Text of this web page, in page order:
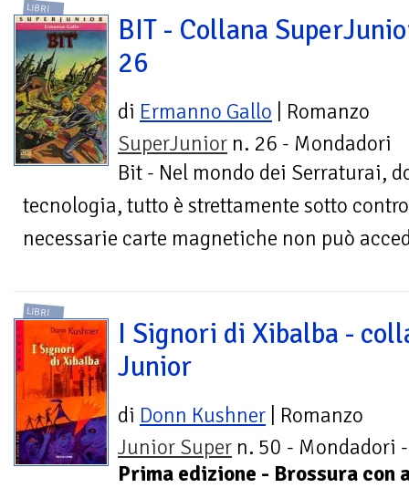
LIBRI
BIT - Collana
26
di Ermanno Gallo | Romanzo
SuperJunior n. 26 - Mondadori
Bit - Nel mondo dei Serraturai,
tecnologia, tutto è strettamente sotto
necessarie carte magnetiche non può
LIBRI
I Signori di Xibalba -
Junior
di Donn Kushner | Romanzo
Junior Super n. 50 - Mondadori -
Prima edizione - Brossura con